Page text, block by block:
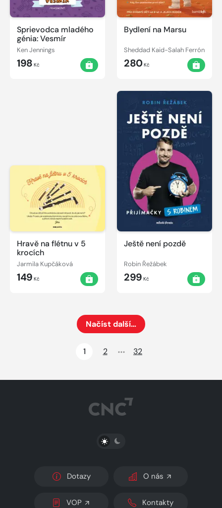
Sprievodca mladého
génia: Vesmír
Ken Jennings
198 Kč
Bydlení na Marsu
Sheddad Kaid-Salah Ferrón
280Kč
Hravě na flétnu v 5
krocích
Jarmila Kupčáková
149 Kč
Ještě není pozdě
Robin Řežábek
299 Kč
Načíst další…
1
2 32
PŘEPNOUT SVĚTLÝ/TMAVÝ REŽIM
Dotazy O nás
VOP Kontakty